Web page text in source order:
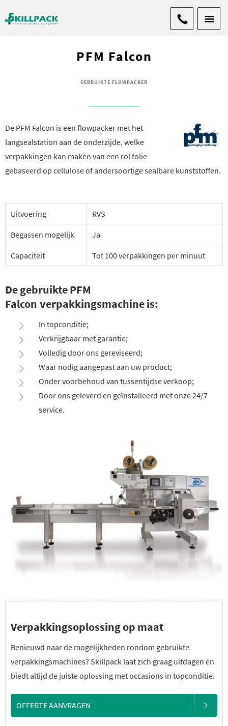
PFM Falcon
GEBRUIKTE FLOWPACKER
De PFM Falcon is een flowpacker met het
langsealstation aan de onderzijde, welke
verpakkingen kan maken van een rol folie
gebaseerd op cellulose of andersoortige sealbare kunststoffen.
Uitvoering RVS
Begassen mogelijk Ja
Capaciteit Tot 100 verpakkingen per minuut
De gebruikte PFM
Falcon verpakkingsmachine is:
In topconditie;
Verkrijgbaar met garantie;
Volledig door ons gereviseerd;
Waar nodig aangepast aan uw product;
Onder voorbehoud van tussentijdse verkoop;
Door ons geleverd en geïnstalleerd met onze 24/7
service.
Verpakkingsoplossing op maat
Benieuwd naar de mogelijkheden rondom gebruikte
verpakkingsmachines? Skillpack laat zich graag uitdagen en
biedt altijd de juiste oplossing met occasions in topconditie.
OFFERTE AANVRAGEN